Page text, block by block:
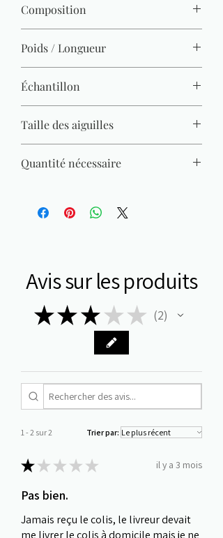
Composition
Poids / Longueur
Échantillon
Taille des aiguilles
Quantité nécessaire
Avis sur les produits
★★ ★ ★ ★ 2
2
1 - 2 sur 2 Trier par:
★ ★ ★ ★ ★ il y a 3 mois
Pas bien.
Jamais reçu le colis, le livreur devait
me livrer le colis à domicile mais je ne